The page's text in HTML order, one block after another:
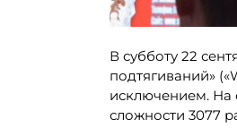
В субботу 22
подтягиваний»
исключением. На
сложности 3077